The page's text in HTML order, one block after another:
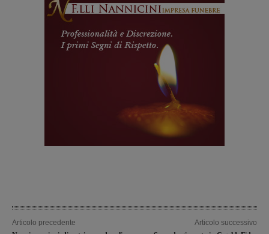
Articolo precedente
Articolo successivo